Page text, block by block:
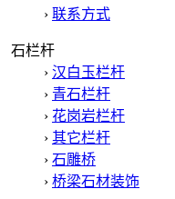
› 联系方式
石栏杆
› 汉白玉栏杆
› 青石栏杆
› 花岗岩栏杆
› 其它栏杆
› 石雕桥
› 桥梁石材装饰